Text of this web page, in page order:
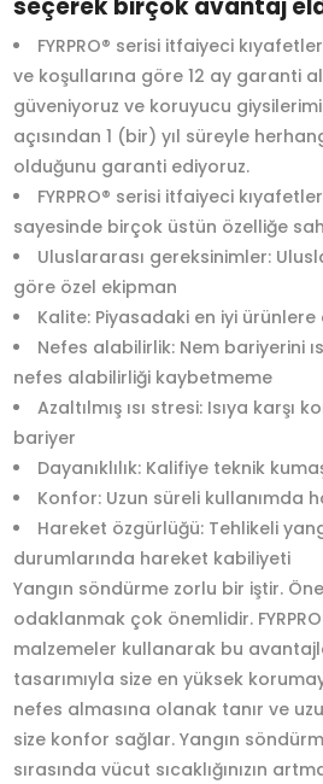
FYRPRO® serisi itfaiyeci
ve koşullarına göre 12 ay garanti
güveniyoruz ve koruyucu
açısından 1 (bir) yıl süreyle
olduğunu garanti ediyoruz.
FYRPRO® serisi itfaiyeci
sayesinde birçok üstün özelliğe
Uluslararası gereksinimler:
göre özel ekipman
Kalite: Piyasadaki en iyi
Nefes alabilirlik: Nem bariyerini
nefes alabilirliği kaybetmeme
Azaltılmış ısı stresi: Isıya karşı
bariyer
Dayanıklılık: Kalifiye teknik
Konfor: Uzun süreli kullanımda
Hareket özgürlüğü: Tehlikeli
durumlarında hareket kabiliyeti
Yangın söndürme zorlu bir iştir.
odaklanmak çok önemlidir.
malzemeler kullanarak bu
tasarımıyla size en yüksek
nefes almasına olanak tanır ve
size konfor sağlar. Yangın
sırasında vücut sıcaklığınızın